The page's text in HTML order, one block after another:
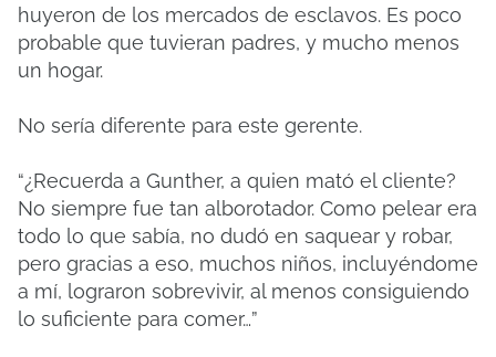
huyeron de los mercados de esclavos. Es poco
probable que tuvieran padres, y mucho menos
un hogar.
No sería diferente para este gerente.
“¿Recuerda a Gunther, a quien mató el cliente?
No siempre fue tan alborotador. Como pelear era
todo lo que sabía, no dudó en saquear y robar,
pero gracias a eso, muchos niños, incluyéndome
a mí, lograron sobrevivir, al menos consiguiendo
lo suficiente para comer…”